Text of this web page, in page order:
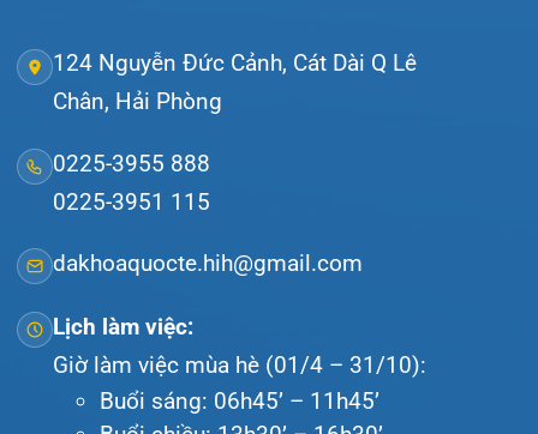
Tra cứu hóa đơn
Giới thiệu
Lịch khám
Hướng dẫn khám
Văn bản pháp quy